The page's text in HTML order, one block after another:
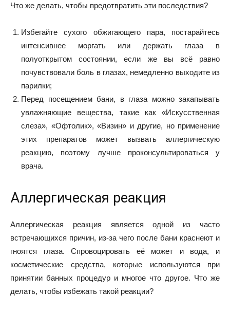
Что же делать, чтобы предотвратить эти последствия?
Избегайте сухого обжигающего пара, постарайтесь
интенсивнее моргать или держать глаза в
полуоткрытом состоянии, если же вы всё равно
почувствовали боль в глазах, немедленно выходите из
парилки;
Перед посещением бани, в глаза можно закапывать
увлажняющие вещества, такие как «Искусственная
слеза», «Офтолик», «Визин» и другие, но применение
этих препаратов может вызвать аллергическую
реакцию, поэтому лучше проконсультироваться у
врача.
Аллергическая реакция
Аллергическая реакция является одной из часто
встречающихся причин, из-за чего после бани краснеют и
гноятся глаза. Спровоцировать её может и вода, и
косметические средства, которые используются при
принятии банных процедур и многое что другое. Что же
делать, чтобы избежать такой реакции?